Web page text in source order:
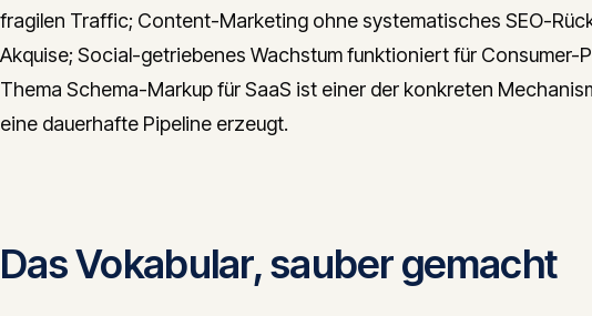
fragilen Traffic; Content-Marketing ohne systematisches SEO-
Akquise; Social-getriebenes Wachstum funktioniert für Consumer-
Thema Schema-Markup für SaaS ist einer der konkreten
eine dauerhafte Pipeline erzeugt.
Das Vokabular, sauber gemacht